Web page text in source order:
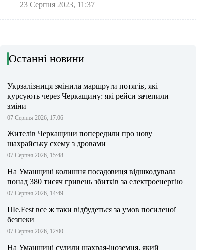
23 Серпня 2023, 11:37
Останні новини
Укрзалізниця змінила маршрути потягів, які
курсують через Черкащину: які рейси зачепили
зміни
07 Серпня 2026, 17:06
Жителів Черкащини попередили про нову
шахрайську схему з дровами
07 Серпня 2026, 15:48
На Уманщині колишня посадовиця відшкодувала
понад 380 тисяч гривень збитків за електроенергію
07 Серпня 2026, 14:49
Ше.Fest все ж таки відбудеться за умов посиленої
безпеки
07 Серпня 2026, 12:00
На Уманщині судили шахрая-іноземця, який